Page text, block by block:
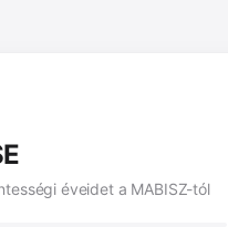
éveidet a MABISZ-tól